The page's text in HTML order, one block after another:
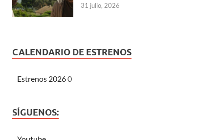
31 julio, 2026
CALENDARIO DE ESTRENOS
Estrenos 20260
SÍGUENOS: